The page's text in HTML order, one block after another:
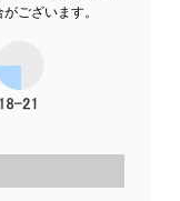
ございます。